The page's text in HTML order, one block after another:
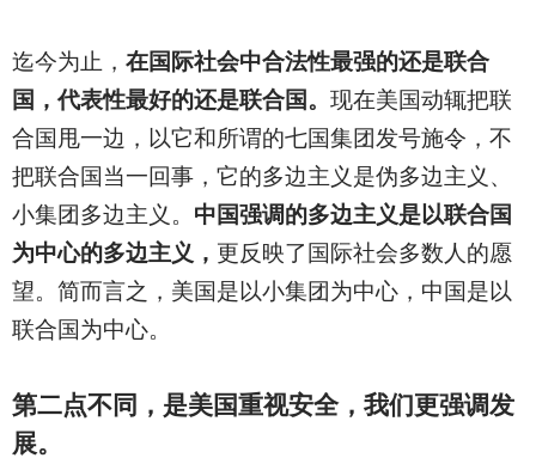
迄今为止， 在国际社会中合法性最强的还是联合
国，代表性最好的还是联合国。 现在美国动辄把联
合国甩一边，以它和所谓的七国集团发号施令，不
把联合国当一回事，它的多边主义是伪多边主义、
小集团多边主义。 中国强调的多边主义是以联合国
为中心的多边主义， 更反映了国际社会多数人的愿
望。简而言之，美国是以小集团为中心，中国是以
联合国为中心。
第二点不同，是美国重视安全，我们更强调发
展。